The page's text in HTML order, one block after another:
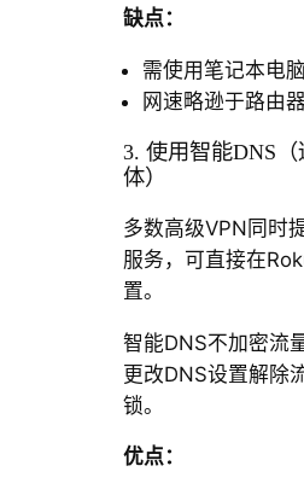
缺点：
需使用笔记本电脑
网速略逊于路由
3. 使用智能DNS
体）
多数高级VPN同时
服务，可直接在
置。
智能DNS不加密
更改DNS设置解除
锁。
优点：